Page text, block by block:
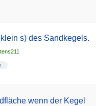
s) des Sandkegels.
wenn der Kegel